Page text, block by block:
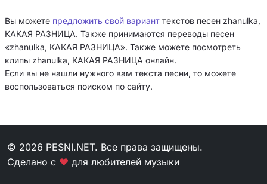
Вы можете предложить свой вариант текстов песен zhanulka,
КАКАЯ РАЗНИЦА. Также принимаются переводы песен
«zhanulka, КАКАЯ РАЗНИЦА». Также можете посмотреть
клипы zhanulka, КАКАЯ РАЗНИЦА онлайн.
Если вы не нашли нужного вам текста песни, то можете
воспользоваться поиском по сайту.
© 2026 PESNI.NET. Все права защищены.
Сделано с ❤ для любителей музыки